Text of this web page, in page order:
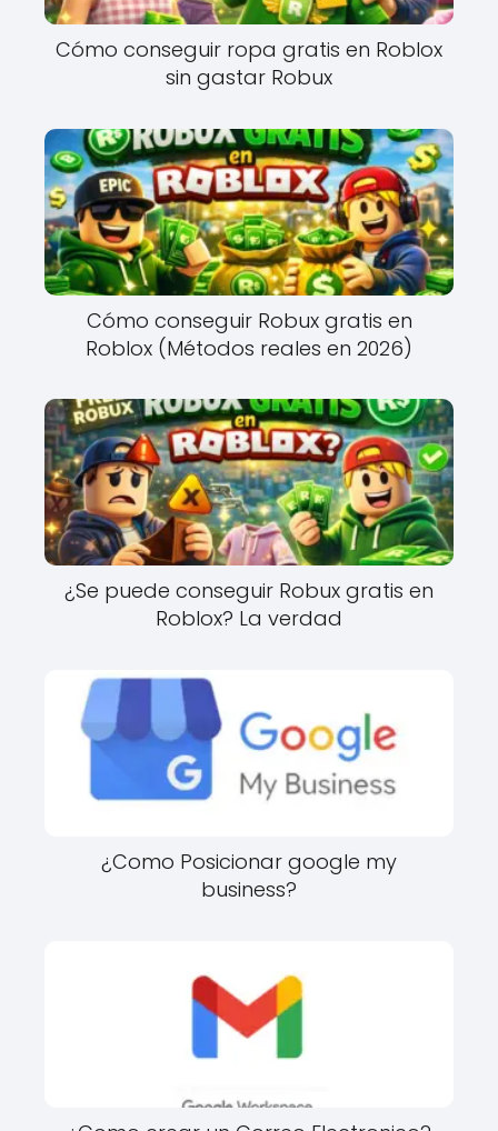
Cómo conseguir ropa gratis en Roblox
sin gastar Robux
Cómo conseguir Robux gratis en
Roblox (Métodos reales en 2026)
¿Se puede conseguir Robux gratis en
Roblox? La verdad
¿Como Posicionar google my
business?